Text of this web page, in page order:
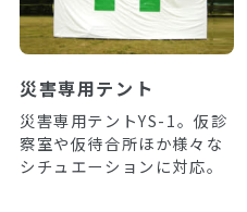
災害専用テント
災害専用テントYS-1。仮診
察室や仮待合所ほか様々な
シチュエーションに対応。